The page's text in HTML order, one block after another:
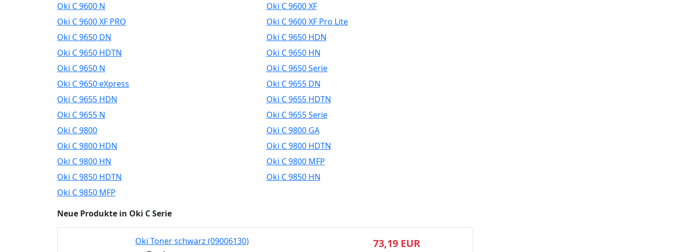
Oki C 9600 N
Oki C 9600 XF
Oki C 9600 XF PRO
Oki C 9600 XF Pro Lite
Oki C 9650 DN
Oki C 9650 HDN
Oki C 9650 HDTN
Oki C 9650 HN
Oki C 9650 N
Oki C 9650 Serie
Oki C 9650 eXpress
Oki C 9655 DN
Oki C 9655 HDN
Oki C 9655 HDTN
Oki C 9655 N
Oki C 9655 Serie
Oki C 9800
Oki C 9800 GA
Oki C 9800 HDN
Oki C 9800 HDTN
Oki C 9800 HN
Oki C 9800 MFP
Oki C 9850 HDTN
Oki C 9850 HN
Oki C 9850 MFP
Neue Produkte in Oki C Serie
Oki Toner schwarz (09006130)
73,19 EUR